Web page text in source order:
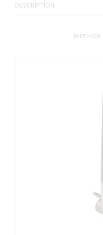
DESCRIPTION
PARTAGER